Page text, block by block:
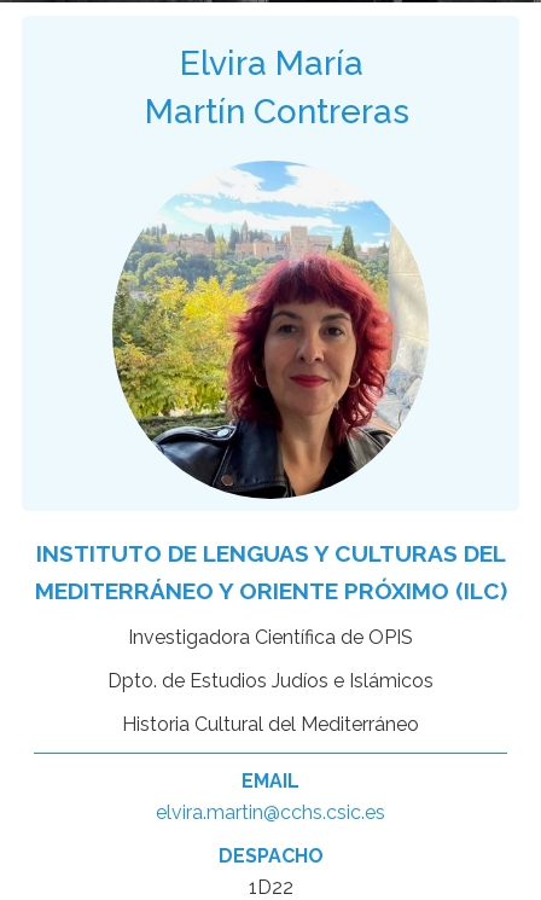
Elvira María
Martín Contreras
INSTITUTO DE LENGUAS Y CULTURAS DEL
MEDITERRÁNEO Y ORIENTE PRÓXIMO (ILC)
Investigadora Científica de OPIS
Dpto. de Estudios Judíos e Islámicos
Historia Cultural del Mediterráneo
EMAIL
elvira.martin@cchs.csic.es
DESPACHO
1D22